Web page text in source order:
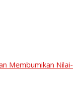
Membumikan Nilai-